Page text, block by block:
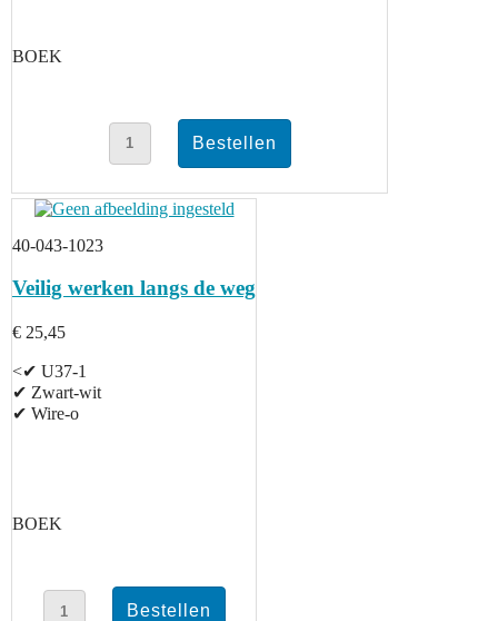
BOEK
40-043-1023
Veilig werken langs de weg
€ 25,45
<✔ U37-1
✔ Zwart-wit
✔ Wire-o
BOEK